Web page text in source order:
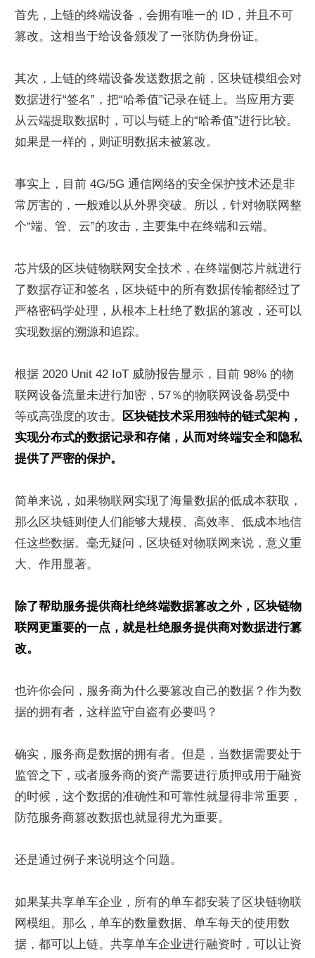
首先，上链的终端设备，会拥有唯一的 ID，并且不可
篡改。这相当于给设备颁发了一张防伪身份证。
其次，上链的终端设备发送数据之前，区块链模组会对
数据进行“签名”，把“哈希值”记录在链上。当应用方要
从云端提取数据时，可以与链上的“哈希值”进行比较。
如果是一样的，则证明数据未被篡改。
事实上，目前 4G/5G 通信网络的安全保护技术还是非
常厉害的，一般难以从外界突破。所以，针对物联网整
个“端、管、云”的攻击，主要集中在终端和云端。
芯片级的区块链物联网安全技术，在终端侧芯片就进行
了数据存证和签名，区块链中的所有数据传输都经过了
严格密码学处理，从根本上杜绝了数据的篡改，还可以
实现数据的溯源和追踪。
根据 2020 Unit 42 IoT 威胁报告显示，目前 98% 的物
联网设备流量未进行加密，57％的物联网设备易受中
等或高强度的攻击。
区块链技术采用独特的链式架构，
实现分布式的数据记录和存储，从而对终端安全和隐私
提供了严密的保护。
简单来说，如果物联网实现了海量数据的低成本获取，
那么区块链则使人们能够大规模、高效率、低成本地信
任这些数据。毫无疑问，区块链对物联网来说，意义重
大、作用显著。
除了帮助服务提供商杜绝终端数据篡改之外，区块链物
联网更重要的一点，就是杜绝服务提供商对数据进行篡
改。
也许你会问，服务商为什么要篡改自己的数据？作为数
据的拥有者，这样监守自盗有必要吗？
确实，服务商是数据的拥有者。但是，当数据需要处于
监管之下，或者服务商的资产需要进行质押或用于融资
的时候，这个数据的准确性和可靠性就显得非常重要，
防范服务商篡改数据也就显得尤为重要。
还是通过例子来说明这个问题。
如果某共享单车企业，所有的单车都安装了区块链物联
网模组。那么，单车的数量数据、单车每天的使用数
据，都可以上链。共享单车企业进行融资时，可以让资